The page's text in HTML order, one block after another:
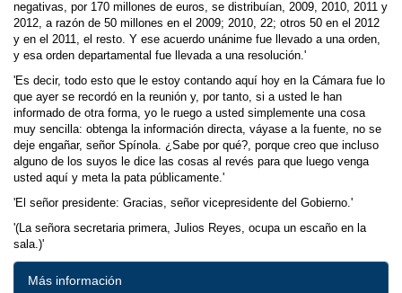
negativas, por 170 millones de euros, se distribuían, 2009, 2010, 2011 y
2012, a razón de 50 millones en el 2009; 2010, 22; otros 50 en el 2012
y en el 2011, el resto. Y ese acuerdo unánime fue llevado a una orden,
y esa orden departamental fue llevada a una resolución.'
'Es decir, todo esto que le estoy contando aquí hoy en la Cámara fue lo
que ayer se recordó en la reunión y, por tanto, si a usted le han
informado de otra forma, yo le ruego a usted simplemente una cosa
muy sencilla: obtenga la información directa, váyase a la fuente, no se
deje engañar, señor Spínola. ¿Sabe por qué?, porque creo que incluso
alguno de los suyos le dice las cosas al revés para que luego venga
usted aquí y meta la pata públicamente.'
'El señor presidente: Gracias, señor vicepresidente del Gobierno.'
'(La señora secretaria primera, Julios Reyes, ocupa un escaño en la
sala.)'
Más información